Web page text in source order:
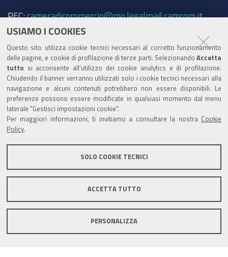
USIAMO I COOKIES
Questo sito utilizza cookie tecnici necessari al corretto funzionamento
delle pagine, e cookie di profilazione di terze parti. Selezionando Accetta
tutto si acconsente all’utilizzo dei cookie analytics e di profilazione.
Chiudendo il banner verranno utilizzati solo i cookie tecnici necessari alla
navigazione e alcuni contenuti potrebbero non essere disponibili. Le
preferenze possono essere modificate in qualsiasi momento dal menu
laterale "Gestisci impostazioni cookie".
Per maggiori informazioni, ti invitiamo a consultare la nostra Cookie
Policy
SOLO COOKIE TECNICI
ACCETTA TUTTO
PERSONALIZZA
PEC:cameradicommercio@mo.legalmail.camcom.it
Trasparenza
Amministrazione trasparente
Albo Camerale
Pubblicità Legale
Area riservata Amministratori
Informativa generale
Informative privacy
Accessibilità
Note legali
Informativa estesa sui cookie
Social media policy